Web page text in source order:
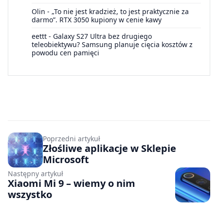
Olin - „To nie jest kradzież, to jest praktycznie za
darmo”. RTX 3050 kupiony w cenie kawy
eettt - Galaxy S27 Ultra bez drugiego
teleobiektywu? Samsung planuje cięcia kosztów z
powodu cen pamięci
Poprzedni artykuł
Złośliwe aplikacje w Sklepie
Microsoft
Następny artykuł
Xiaomi Mi 9 – wiemy o nim
wszystko